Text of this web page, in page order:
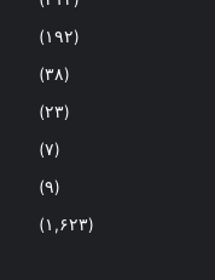
(۱۹۲)
(۳۸)
(۲۳)
(۷)
(۹)
(۱,۶۲۳)